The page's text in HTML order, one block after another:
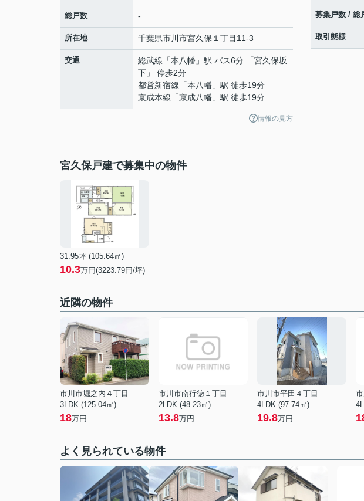
総戸数 -
所在地 千葉県市川市宮久保 １丁目11-3
交通 総武線 「本八幡 」駅 バス6分 「宮久保坂
下」 停歩2分
都営新宿線 「本八幡 」駅 徒歩19分
京成本線 「京成八幡 」駅 徒歩19分
情報の見方
募集戸数 / 総
取引態様
宮久保戸建で募集中の物件
31.95坪 (105.64㎡)
10.3万円(3223.79円/坪)
近隣の物件
市川市堀之内４丁目
3LDK (125.04㎡)
18万円
市川市南行徳１丁目
2LDK (48.23㎡)
13.8万円
市川市平田４丁目
4LDK (97.74㎡)
19.8万円
よく見られている物件